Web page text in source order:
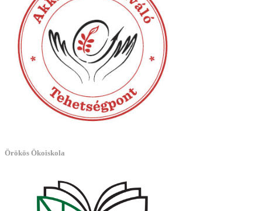
Örökös Ökoiskola